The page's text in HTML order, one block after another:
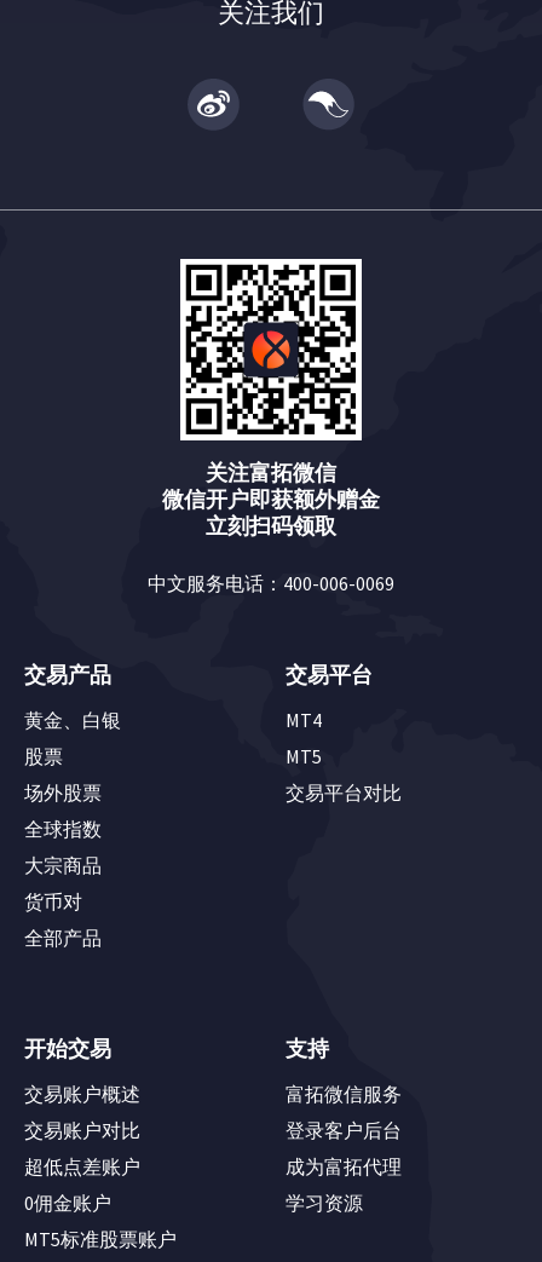
关注我们
关注富拓微信
微信开户即获额外赠金
立刻扫码领取
中文服务电话：400-006-0069
交易产品
黄金、白银
股票
场外股票
全球指数
大宗商品
货币对
全部产品
交易平台
MT4
MT5
交易平台对比
开始交易
交易账户概述
交易账户对比
超低点差账户
0佣金账户
MT5标准股票账户
支持
富拓微信服务
登录客户后台
成为富拓代理
学习资源